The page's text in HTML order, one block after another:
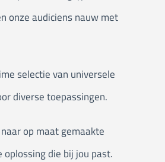
onze audiciens nauw met
selectie van universele
diverse toepassingen.
op maat gemaakte
die bij jou past.